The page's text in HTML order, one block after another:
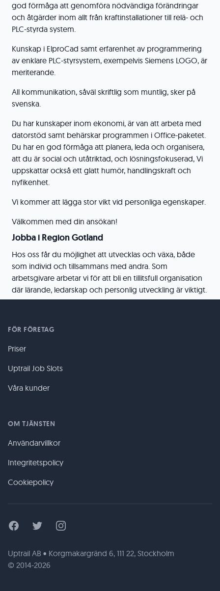
god förmåga att genomföra nödvändiga förändringar
och åtgärder inom allt från kraftinstallationer till relä- och
PLC-styrda system.
Kunskap i ElproCad samt erfarenhet av programmering
av enklare PLC-styrsystem, exempelvis Siemens LOGO, är
meriterande.
All kommunikation, såväl skriftlig som muntlig, sker på
svenska.
Du har kunskaper inom ekonomi, är van att arbeta med
datorstöd samt behärskar programmen i Office-paketet.
Du har en god förmåga att planera, leda och organisera,
att du är social och utåtriktad, och lösningsfokuserad, Vi
uppskattar också ett glatt humör, handlingskraft och
nyfikenhet.
Vi kommer att lägga stor vikt vid personliga egenskaper.
Välkommen med din ansökan!
Jobba i Region Gotland
Hos oss får du möjlighet att utvecklas och växa, både
som individ och tillsammans med andra. Som
arbetsgivare arbetar vi för att bli en tillitsfull organisation
där lärande, ledarskap och personlig utveckling är viktigt.
FÖR FÖRETAG
Priser
Uptrail Job Slots
Våra kunder
OM TJÄNSTEN
Användarvillkor
Integritetspolicy
Cookiepolicy
FacebookTwitter Instagram
Uptrail AB • Korgmakargränd 6, 111 22, Stockholm
© 2014-2026